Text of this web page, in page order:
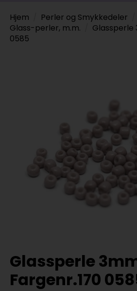
Hjem Perler og Smykkedeler
Glass-perler, m.m.
Glassperle
0585
Glassperle
Fargenr.170